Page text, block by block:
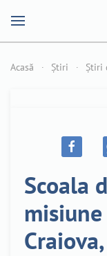
Acasă Știri Știri
Scoala
misiune